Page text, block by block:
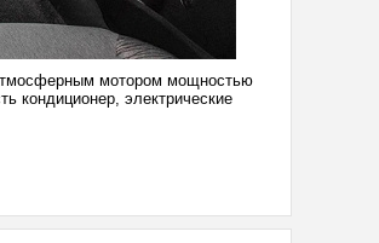
мотором мощностью
кондиционер, электрические